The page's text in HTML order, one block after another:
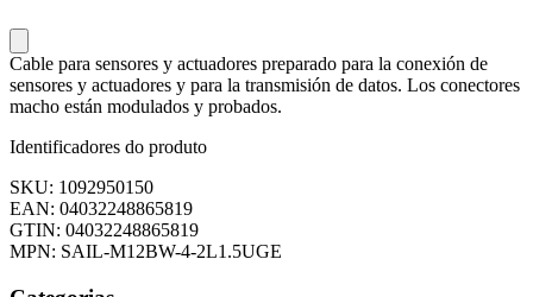
Cable para sensores y actuadores preparado para la conexión de
sensores y actuadores y para la transmisión de datos. Los conectores
macho están modulados y probados.
Identificadores do produto
SKU: 1092950150
EAN: 04032248865819
GTIN: 04032248865819
MPN: SAIL-M12BW-4-2L1.5UGE